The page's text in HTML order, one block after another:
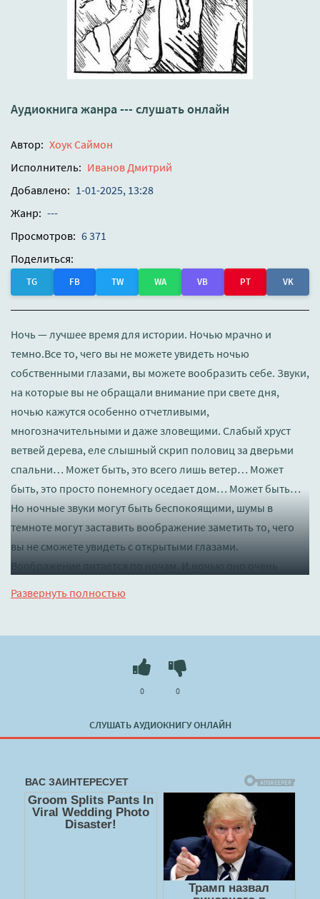
Аудиокнига жанра --- слушать онлайн
Автор: Хоук Саймон
Исполнитель: Иванов Дмитрий
Добавлено: 1-01-2025, 13:28
Жанр: ---
Просмотров: 6 371
Поделиться:
TG FB TW WA VB PT VK
Ночь — лучшее время для истории. Ночью мрачно и
темно.Все то, чего вы не можете увидеть ночью
собственными глазами, вы можете вообразить себе. Звуки,
на которые вы не обращали внимание при свете дня,
ночью кажутся особенно отчетливыми,
многозначительными и даже зловещими. Слабый хруст
ветвей дерева, еле слышный скрип половиц за дверьми
спальни… Может быть, это всего лишь ветер… Может
быть, это просто понемногу оседает дом… Может быть…
Но ночные звуки могут быть беспокоящими, шумы в
темноте могут заставить воображение заметить то, чего
вы не сможете увидеть с открытыми глазами.
Воображение питается по ночам. И ночью оно очень
Развернуть полностью
СЛУШАТЬ АУДИОКНИГУ ОНЛАЙН
0 0